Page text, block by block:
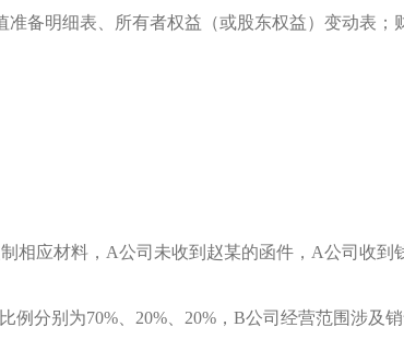
备明细表、所有者权益（或股东权益）变动表
应材料，A公司未收到赵某的函件，A公司收到
分别为70%、20%、20%，B公司经营范围涉及